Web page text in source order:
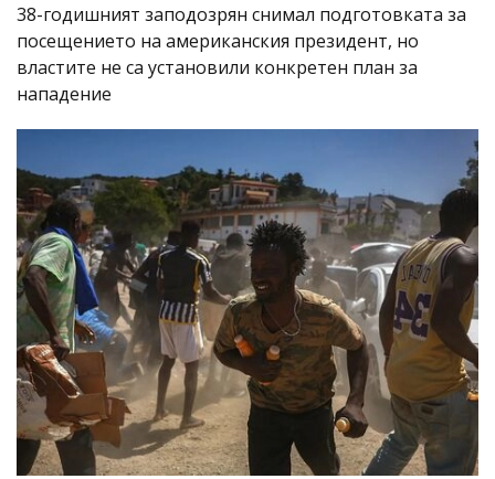
38-годишният заподозрян снимал подготовката за
посещението на американския президент, но
властите не са установили конкретен план за
нападение